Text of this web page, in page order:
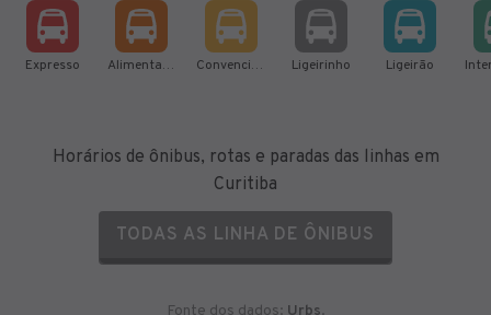
Expresso Alimentador Convencional Ligeirinho Ligeirão
Horários de ônibus, rotas e paradas das linhas em
Curitiba
TODAS AS LINHA DE ÔNIBUS
Fonte dos dados: Urbs.